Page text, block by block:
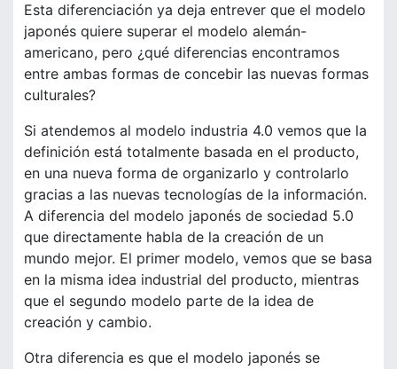
Esta diferenciación ya deja entrever que el modelo
japonés quiere superar el modelo alemán-
americano, pero ¿qué diferencias encontramos
entre ambas formas de concebir las nuevas formas
culturales?
Si atendemos al modelo industria 4.0 vemos que la
definición está totalmente basada en el producto,
en una nueva forma de organizarlo y controlarlo
gracias a las nuevas tecnologías de la información.
A diferencia del modelo japonés de sociedad 5.0
que directamente habla de la creación de un
mundo mejor. El primer modelo, vemos que se basa
en la misma idea industrial del producto, mientras
que el segundo modelo parte de la idea de
creación y cambio.
Otra diferencia es que el modelo japonés se